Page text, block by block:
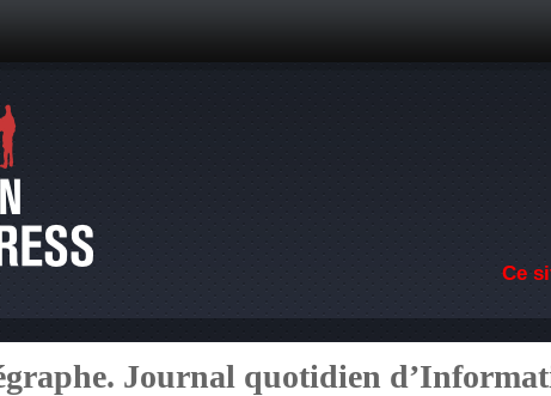
Ce
Journal quotidien